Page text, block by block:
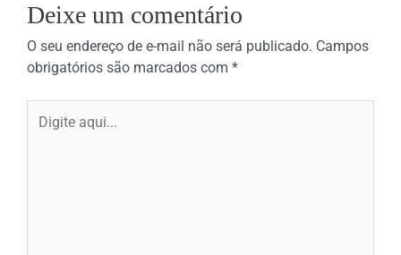
Deixe um comentário
O seu endereço de e-mail não será publicado. Campos
obrigatórios são marcados com *
aqui...